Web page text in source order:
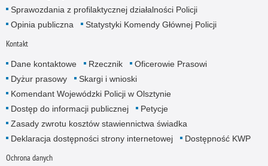
Sprawozdania z profilaktycznej działalności Policji
Opinia publiczna
Statystyki Komendy Głównej Policji
Kontakt
Dane kontaktowe Rzecznik
Oficerowie Prasowi
Dyżur prasowy
Skargi i wnioski
Komendant Wojewódzki Policji w Olsztynie
Dostęp do informacji publicznej
Petycje
Zasady zwrotu kosztów stawiennictwa świadka
Deklaracja dostępności strony internetowej
Dostępność KWP
Ochrona danych